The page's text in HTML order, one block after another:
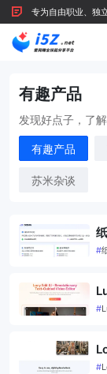
专为自由职业、独
们
有趣产品
发现好点子，了
有趣产品
苏米杂谈
#
#
#